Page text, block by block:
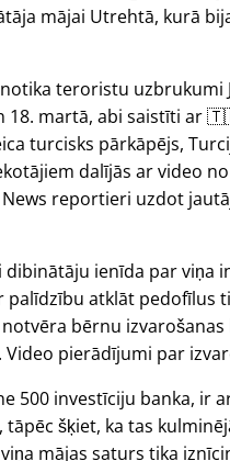
mājai Utrehtā, kurā
teroristu
18. martā, abi saistīti ar
turcisks pārkāpējs,
dalījās ar video
reportieri uzdot
dibinātāju ienīda par viņa
palīdzību atklāt pedofīlus
bērnu izvarošanas
pierādījumi par
500 investīciju banka, ir
tāpēc šķiet, ka tas
mājas saturs tika